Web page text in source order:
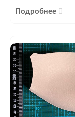
Подробнее